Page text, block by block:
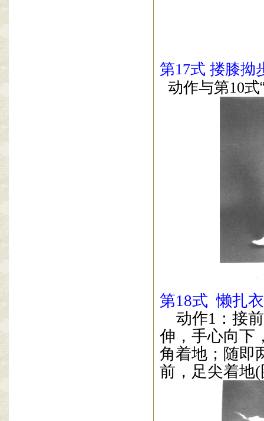
第17式 搂膝拗
动作与第10式
第18式 懒扎衣
动作1 ：接
伸，手心向下
角着地；随即
前，足尖着地(